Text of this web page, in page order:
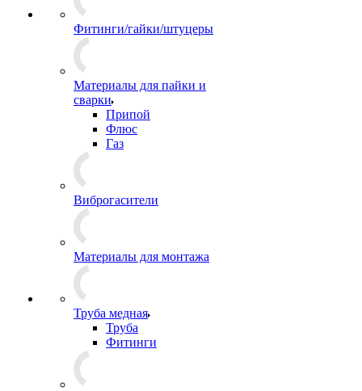
Фитинги/гайки/штуцеры
Материалы для пайки и
сварки
Припой
Флюс
Газ
Виброгасители
Материалы для монтажа
Труба медная
Труба
Фитинги